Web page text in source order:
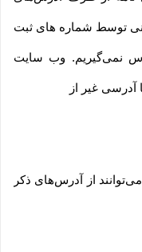
توسط شماره های ثبت
نمی‌‏گیریم. وب سایت
آدرسی غیر از
می‏‌توانند از آدرس‌‏های ذکر